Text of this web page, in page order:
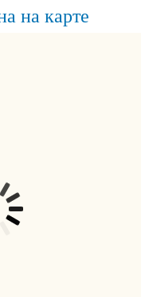
на карте